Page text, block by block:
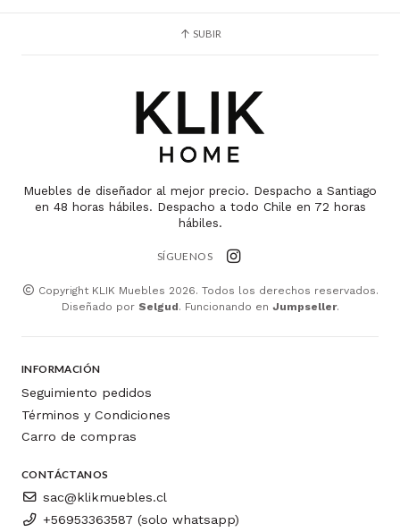
SUBIR
Muebles de diseñador al mejor precio. Despacho a Santiago
en 48 horas hábiles. Despacho a todo Chile en 72 horas
hábiles.
SÍGUENOS
Copyright KLIK Muebles 2026. Todos los derechos reservados.
Diseñado por Selgud. Funcionando en Jumpseller.
INFORMACIÓN
Seguimiento pedidos
Términos y Condiciones
Carro de compras
CONTÁCTANOS
sac@klikmuebles.cl
+56953363587 (solo whatsapp)